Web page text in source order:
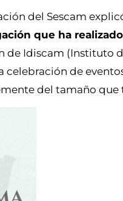
del Sescam
que ha
de Idiscam (Instituto
celebración de
del tamaño que